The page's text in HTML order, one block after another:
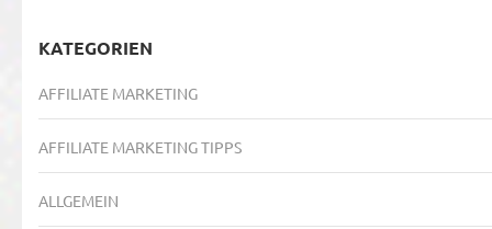
KATEGORIEN
AFFILIATE MARKETING
AFFILIATE MARKETING TIPPS
ALLGEMEIN